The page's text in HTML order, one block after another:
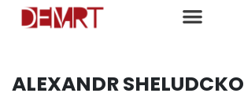
ALEXANDR SHELUDCKO